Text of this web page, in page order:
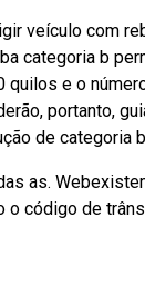
veículo com
categoria b
quilos e o
portanto,
de
as.
o código de